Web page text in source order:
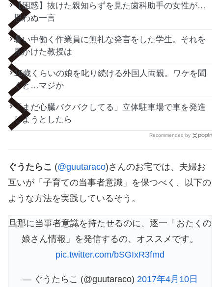
【困惑】抜けた親知らずを見た歯科助手の女性が…
思わぬ一言
暑い中働く作業員に無礼な発言をした学生。それを
見かけた教授は
16歳くらいの娘を叱り続ける外国人両親。ワケを聞
くと…マジか
「まだ心臓バクバクしてる」立体駐車場で車を発進
しようとしたら
Recommended by
ぐうたらこ (@guutaraco)さんのお宅では、夫婦お
互いが「子育ての当事者意識」を保つべく、以下の
ような方法を実践しているそう。
旦那に当事者意識を持たせるのに、逐一「おたくの
娘さん情報」を発信するの、オススメです。
pic.twitter.com/bSGIxR3fmd
— ぐうたらこ (@guutaraco) 2017年4月10日